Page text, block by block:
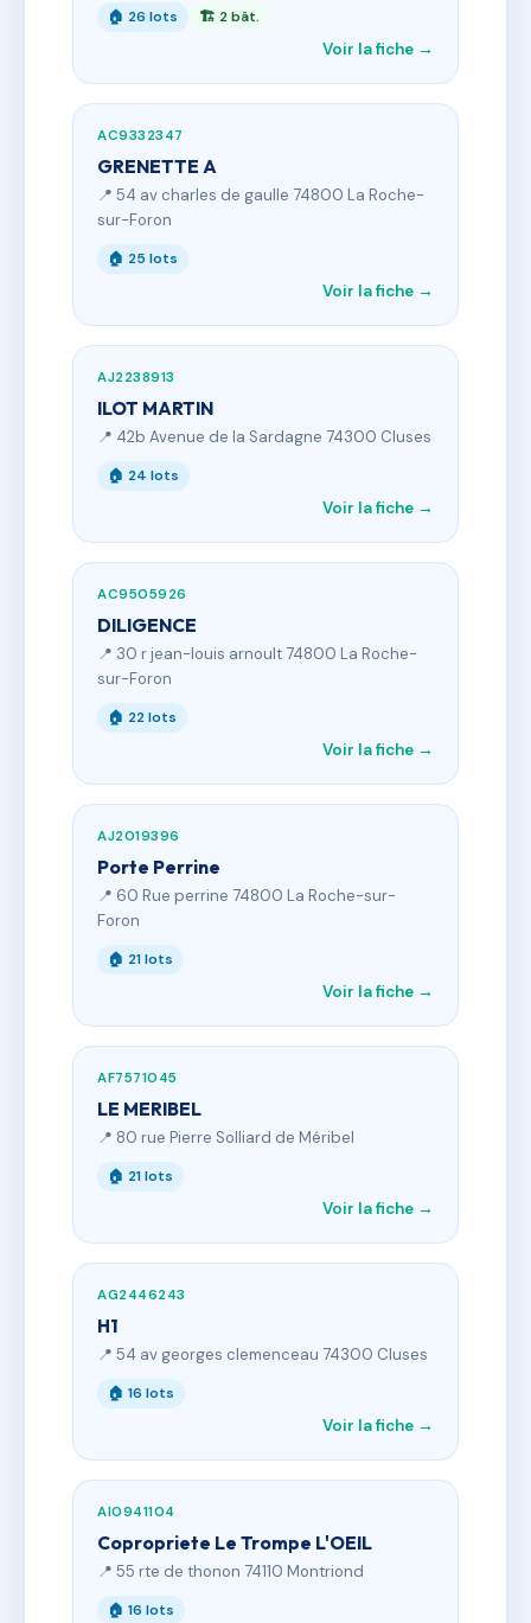
🏠 26 lots 🏗 2 bât.
Voir la fiche →
AC9332347
GRENETTE A
📍 54 av charles de gaulle 74800 La Roche-
sur-Foron
🏠 25 lots
Voir la fiche →
AJ2238913
ILOT MARTIN
📍 42b Avenue de la Sardagne 74300 Cluses
🏠 24 lots
Voir la fiche →
AC9505926
DILIGENCE
📍 30 r jean-louis arnoult 74800 La Roche-
sur-Foron
🏠 22 lots
Voir la fiche →
AJ2019396
Porte Perrine
📍 60 Rue perrine 74800 La Roche-sur-
Foron
🏠 21 lots
Voir la fiche →
AF7571045
LE MERIBEL
📍 80 rue Pierre Solliard de Méribel
🏠 21 lots
Voir la fiche →
AG2446243
H1
📍 54 av georges clemenceau 74300 Cluses
🏠 16 lots
Voir la fiche →
AI0941104
Copropriete Le Trompe L'OEIL
📍 55 rte de thonon 74110 Montriond
🏠 16 lots